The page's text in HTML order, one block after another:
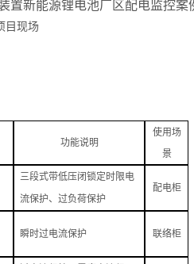
目现场
功能说明
使用场
景
三段式带低压闭锁定时限电
流保护、过负荷保护
配电柜
瞬时过电流保护 联络柜